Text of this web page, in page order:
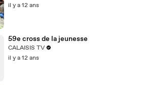
il y a 12 ans
59e cross de la jeunesse
CALAISIS TV
il y a 12 ans